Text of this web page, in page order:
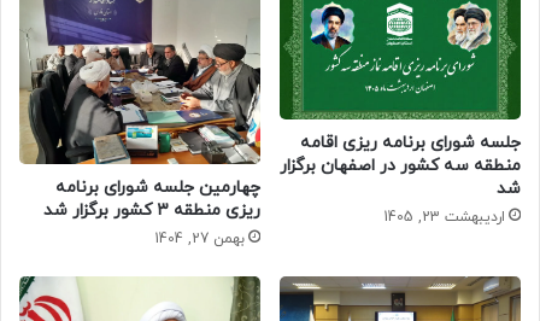
جلسه شورای برنامه ریزی اقامه
منطقه سه کشور در اصفهان برگزار
شد
اردیبهشت 23, 1405
چهارمین جلسه شورای برنامه
ریزی منطقه ۳ کشور برگزار شد
بهمن 27, 1404